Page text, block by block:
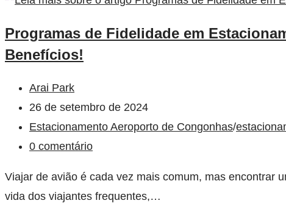
Programas de Fidelidade em
Benefícios!
Arai Park
26 de setembro de 2024
Estacionamento Aeroporto de Congonhas/
0 comentário
Viajar de avião é cada vez mais comum, mas encontrar
vida dos viajantes frequentes,…